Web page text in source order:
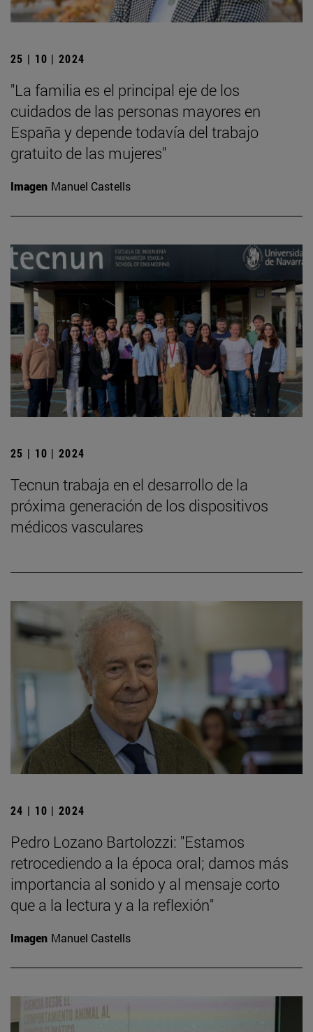
25 | 10 | 2024
"La familia es el principal eje de los
cuidados de las personas mayores en
España y depende todavía del trabajo
gratuito de las mujeres"
Imagen Manuel Castells
25 | 10 | 2024
Tecnun trabaja en el desarrollo de la
próxima generación de los dispositivos
médicos vasculares
24 | 10 | 2024
Pedro Lozano Bartolozzi: "Estamos
retrocediendo a la época oral; damos más
importancia al sonido y al mensaje corto
que a la lectura y a la reflexión"
Imagen Manuel Castells